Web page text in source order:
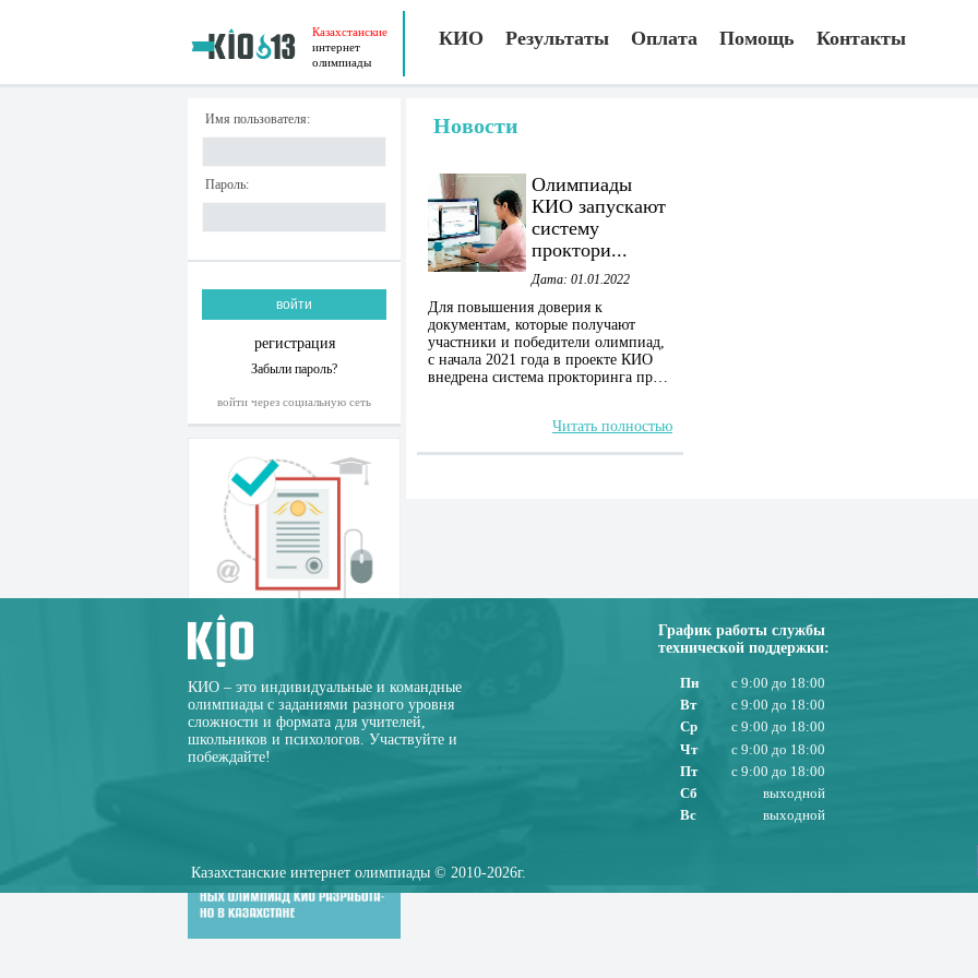
Казахстанские
интернет
олимпиады
КИО Результаты Оплата Помощь Контакты
Имя пользователя:
Пароль:
регистрация
Забыли пароль?
войти через социальную сеть
Новости
Олимпиады
КИО запускают
систему
проктори...
Дата: 01.01.2022
Для повышения доверия к
документам, которые получают
участники и победители олимпиад,
c начала 2021 года в проекте КИО
внедрена система прокторинга пр…
Читать полностью
КИО – это индивидуальные и командные
олимпиады с заданиями разного уровня
сложности и формата для учителей,
школьников и психологов. Участвуйте и
побеждайте!
График работы службы
технической поддержки:
Пн
с 9:00 до 18:00
Вт
с 9:00 до 18:00
Ср
с 9:00 до 18:00
Чт
с 9:00 до 18:00
Пт
с 9:00 до 18:00
Сб
выходной
Вс
выходной
Казахстанские интернет олимпиады © 2010-2026г.